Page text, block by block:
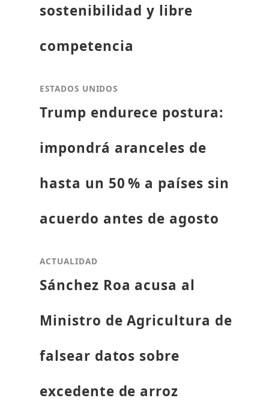
sostenibilidad y libre
competencia
ESTADOS UNIDOS
Trump endurece postura:
impondrá aranceles de
hasta un 50 % a países sin
acuerdo antes de agosto
ACTUALIDAD
Sánchez Roa acusa al
Ministro de Agricultura de
falsear datos sobre
excedente de arroz